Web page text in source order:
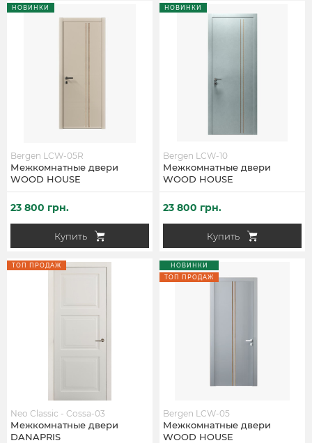
НОВИНКИ
Межкомнатные двери
WOOD HOUSE
Bergen LCW-05R
Купить
23 800 грн.
НОВИНКИ
Межкомнатные двери
WOOD HOUSE
Bergen LCW-10
Купить
23 800 грн.
ТОП ПРОДАЖ
Межкомнатные двери
DANAPRIS
Neo Classic - Cossa-03
НОВИНКИ
ТОП ПРОДАЖ
Межкомнатные двери
WOOD HOUSE
Bergen LCW-05